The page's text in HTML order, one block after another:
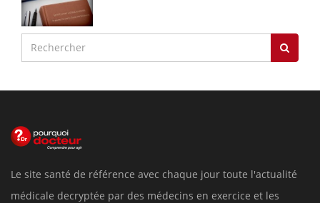
Le site santé de référence avec chaque jour toute l'actualité
médicale decryptée par des médecins en exercice et les